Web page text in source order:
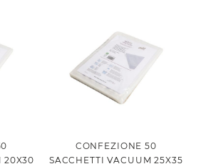
20X30
CONFEZIONE 50
SACCHETTI VACUUM 25X35